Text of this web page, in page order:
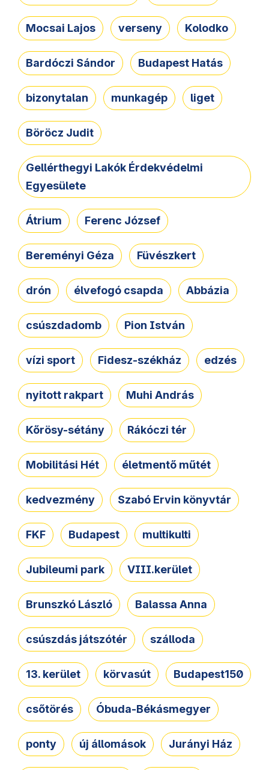
Mocsai Lajos verseny Kolodko
Bardóczi Sándor Budapest Hatás
bizonytalan munkagép liget
Böröcz Judit
Gellérthegyi Lakók Érdekvédelmi
Egyesülete
Átrium Ferenc József
Bereményi Géza Füvészkert
drón élvefogó csapda Abbázia
csúszdadomb Pion István
vízi sport Fidesz-székház edzés
nyitott rakpart Muhi András
Kőrösy-sétány Rákóczi tér
Mobilitási Hét életmentő műtét
kedvezmény Szabó Ervin könyvtár
FKF Budapest multikulti
Jubileumi park VIII.kerület
Brunszkó László Balassa Anna
csúszdás játszótér szálloda
13. kerület körvasút Budapest150
csőtörés Óbuda-Békásmegyer
ponty új állomások Jurányi Ház